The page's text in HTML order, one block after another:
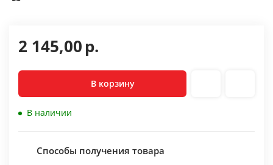
2 145,00р.
В корзину
В наличии
Способы получения товара